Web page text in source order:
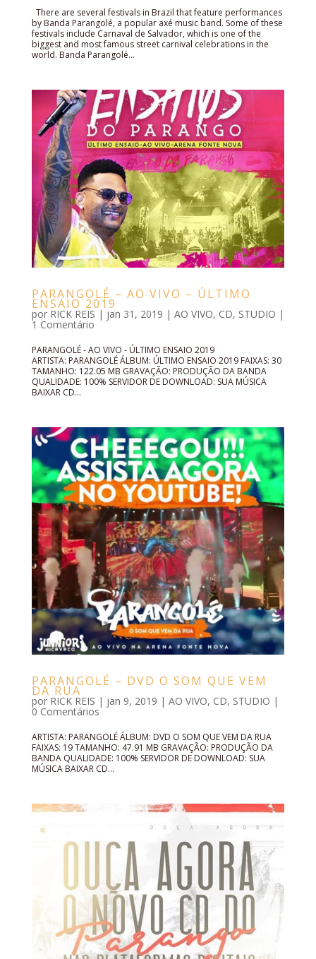
There are several festivals in Brazil that feature performances
by Banda Parangolé, a popular axé music band. Some of these
festivals include Carnaval de Salvador, which is one of the
biggest and most famous street carnival celebrations in the
world. Banda Parangolé...
PARANGOLÉ – AO VIVO – ÚLTIMO
ENSAIO 2019
por RICK REIS | jan 31, 2019 | AO VIVO, CD, STUDIO |
1 Comentário
PARANGOLÉ - AO VIVO - ÚLTIMO ENSAIO 2019
ARTISTA: PARANGOLÉ ÁLBUM: ÚLTIMO ENSAIO 2019 FAIXAS: 30
TAMANHO: 122.05 MB GRAVAÇÃO: PRODUÇÃO DA BANDA
QUALIDADE: 100% SERVIDOR DE DOWNLOAD: SUA MÚSICA
BAIXAR CD...
PARANGOLÉ – DVD O SOM QUE VEM
DA RUA
por RICK REIS | jan 9, 2019 | AO VIVO, CD, STUDIO |
0 Comentários
ARTISTA: PARANGOLÉ ÁLBUM: DVD O SOM QUE VEM DA RUA
FAIXAS: 19 TAMANHO: 47.91 MB GRAVAÇÃO: PRODUÇÃO DA
BANDA QUALIDADE: 100% SERVIDOR DE DOWNLOAD: SUA
MÚSICA BAIXAR CD...